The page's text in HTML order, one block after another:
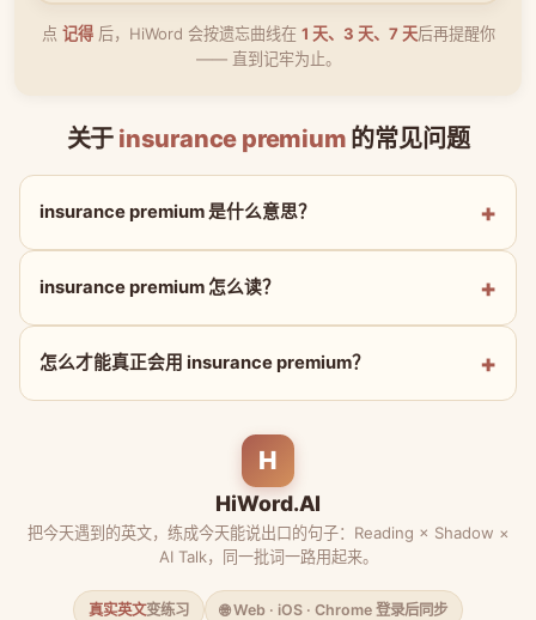
点 记得后，HiWord 会按遗忘曲线在 1 天、3 天、7 天后再提醒你
—— 直到记牢为止。
关于 insurance premium 的常见问题
insurance premium 是什么意思？
insurance premium 怎么读？
怎么才能真正会用 insurance premium？
H
HiWord.AI
把今天遇到的英文，练成今天能说出口的句子：Reading × Shadow ×
AI Talk，同一批词一路用起来。
真实英文变练习 🌐 Web · iOS · Chrome 登录后同步